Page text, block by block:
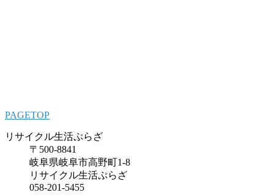
PAGETOP
リサイクル生活ぷらざ
〒500-8841
岐阜県岐阜市高野町1-8
リサイクル生活ぷらざ
058-201-5455